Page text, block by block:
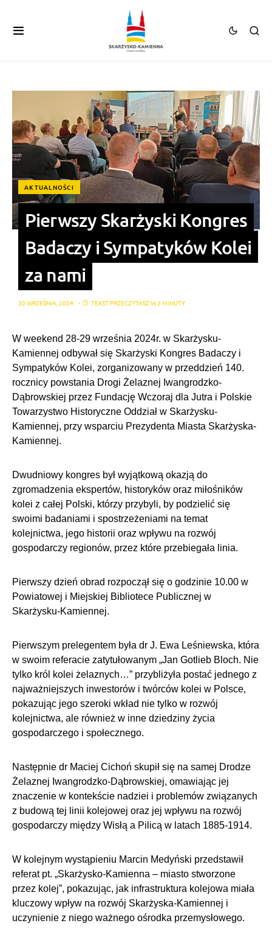
AKTUALNOŚCI
Pierwszy Skarżyski Kongres
Badaczy i Sympatyków Kolei
za nami
30 WRZEŚNIA, 2024 TEKST PRZECZYTASZ W 2 MINUTY
W weekend 28-29 września 2024r. w Skarżysku-
Kamiennej odbywał się Skarżyski Kongres Badaczy i
Sympatyków Kolei, zorganizowany w przeddzień 140.
rocznicy powstania Drogi Żelaznej Iwangrodzko-
Dąbrowskiej przez Fundację Wczoraj dla Jutra i Polskie
Towarzystwo Historyczne Oddział w Skarżysku-
Kamiennej, przy wsparciu Prezydenta Miasta Skarżyska-
Kamiennej.
Dwudniowy kongres był wyjątkową okazją do
zgromadzenia ekspertów, historyków oraz miłośników
kolei z całej Polski, którzy przybyli, by podzielić się
swoimi badaniami i spostrzeżeniami na temat
kolejnictwa, jego historii oraz wpływu na rozwój
gospodarczy regionów, przez które przebiegała linia.
Pierwszy dzień obrad rozpoczął się o godzinie 10.00 w
Powiatowej i Miejskiej Bibliotece Publicznej w
Skarżysku-Kamiennej.
Pierwszym prelegentem była dr J. Ewa Leśniewska, która
w swoim referacie zatytułowanym „Jan Gotlieb Bloch. Nie
tylko król kolei żelaznych…” przybliżyła postać jednego z
najważniejszych inwestorów i twórców kolei w Polsce,
pokazując jego szeroki wkład nie tylko w rozwój
kolejnictwa, ale również w inne dziedziny życia
gospodarczego i społecznego.
Następnie dr Maciej Cichoń skupił się na samej Drodze
Żelaznej Iwangrodzko-Dąbrowskiej, omawiając jej
znaczenie w kontekście nadziei i problemów związanych
z budową tej linii kolejowej oraz jej wpływu na rozwój
gospodarczy między Wisłą a Pilicą w latach 1885-1914.
W kolejnym wystąpieniu Marcin Medyński przedstawił
referat pt. „Skarżysko-Kamienna – miasto stworzone
przez kolej”, pokazując, jak infrastruktura kolejowa miała
kluczowy wpływ na rozwój Skarżyska-Kamiennej i
uczynienie z niego ważnego ośrodka przemysłowego.